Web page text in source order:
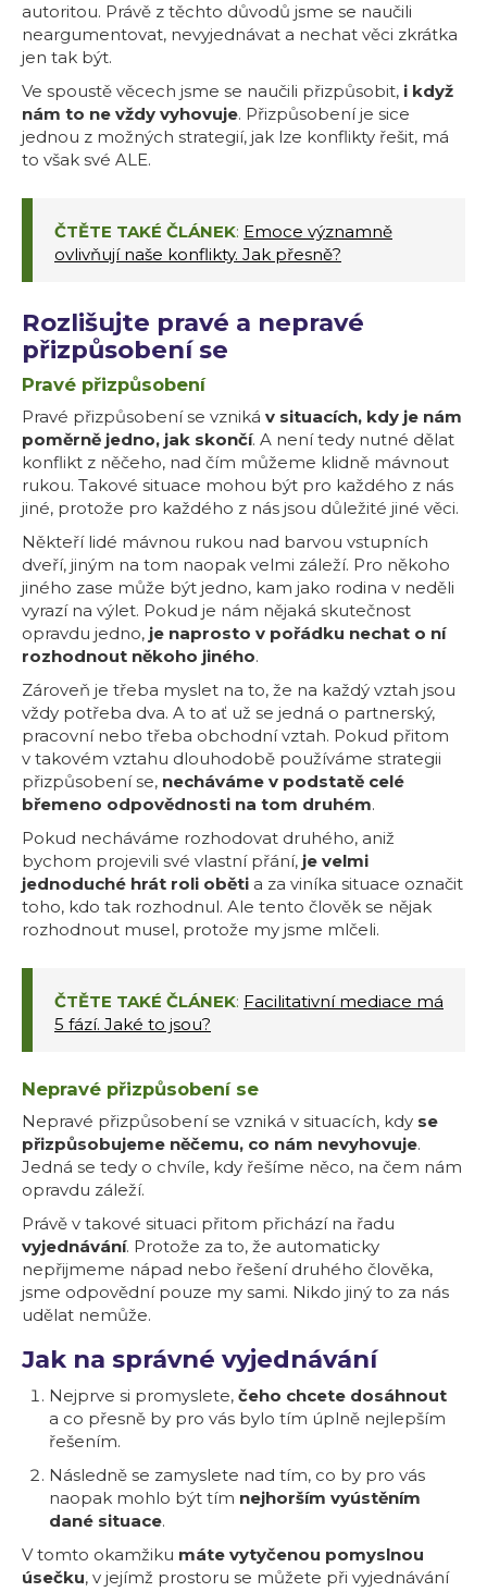
autoritou. Právě z těchto důvodů jsme se naučili
neargumentovat, nevyjednávat a nechat věci zkrátka
jen tak být.
Ve spoustě věcech jsme se naučili přizpůsobit, i když
nám to ne vždy vyhovuje. Přizpůsobení je sice
jednou z možných strategií, jak lze konflikty řešit, má
to však své ALE.
ČTĚTE TAKÉ ČLÁNEK: Emoce významně
ovlivňují naše konflikty. Jak přesně?
Rozlišujte pravé a nepravé
přizpůsobení se
Pravé přizpůsobení
Pravé přizpůsobení se vzniká v situacích, kdy je nám
poměrně jedno, jak skončí. A není tedy nutné dělat
konflikt z něčeho, nad čím můžeme klidně mávnout
rukou. Takové situace mohou být pro každého z nás
jiné, protože pro každého z nás jsou důležité jiné věci.
Někteří lidé mávnou rukou nad barvou vstupních
dveří, jiným na tom naopak velmi záleží. Pro někoho
jiného zase může být jedno, kam jako rodina v neděli
vyrazí na výlet. Pokud je nám nějaká skutečnost
opravdu jedno, je naprosto v pořádku nechat o ní
rozhodnout někoho jiného.
Zároveň je třeba myslet na to, že na každý vztah jsou
vždy potřeba dva. A to ať už se jedná o partnerský,
pracovní nebo třeba obchodní vztah. Pokud přitom
v takovém vztahu dlouhodobě používáme strategii
přizpůsobení se, necháváme v podstatě celé
břemeno odpovědnosti na tom druhém.
Pokud necháváme rozhodovat druhého, aniž
bychom projevili své vlastní přání, je velmi
jednoduché hrát roli oběti a za viníka situace označit
toho, kdo tak rozhodnul. Ale tento člověk se nějak
rozhodnout musel, protože my jsme mlčeli.
ČTĚTE TAKÉ ČLÁNEK: Facilitativní mediace má
5 fází. Jaké to jsou?
Nepravé přizpůsobení se
Nepravé přizpůsobení se vzniká v situacích, kdy se
přizpůsobujeme něčemu, co nám nevyhovuje.
Jedná se tedy o chvíle, kdy řešíme něco, na čem nám
opravdu záleží.
Právě v takové situaci přitom přichází na řadu
vyjednávání. Protože za to, že automaticky
nepřijmeme nápad nebo řešení druhého člověka,
jsme odpovědní pouze my sami. Nikdo jiný to za nás
udělat nemůže.
Jak na správné vyjednávání
Nejprve si promyslete, čeho chcete dosáhnout
a co přesně by pro vás bylo tím úplně nejlepším
řešením.
Následně se zamyslete nad tím, co by pro vás
naopak mohlo být tím nejhorším vyústěním
dané situace.
V tomto okamžiku máte vytyčenou pomyslnou
úsečku, v jejímž prostoru se můžete při vyjednávání